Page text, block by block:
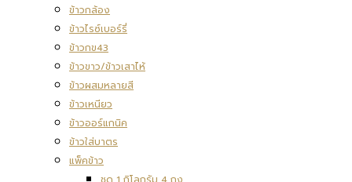
ข้าวกล้อง
ข้าวไรซ์เบอร์รี่
ข้าวกข43
ข้าวขาว/ข้าวเสาไห้
ข้าวผสมหลายสี
ข้าวเหนียว
ข้าวออร์แกนิค
ข้าวใส่บาตร
แพ็คข้าว